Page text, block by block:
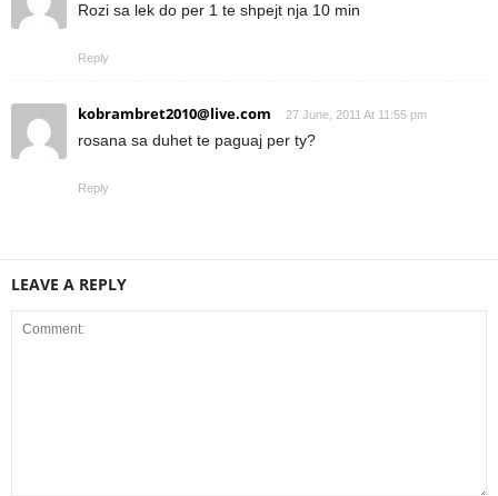
Rozi sa lek do per 1 te shpejt nja 10 min
Reply
kobrambret2010@live.com 27 June, 2011 At 11:55 pm
rosana sa duhet te paguaj per ty?
Reply
LEAVE A REPLY